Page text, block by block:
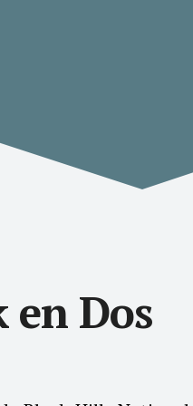
en Dos